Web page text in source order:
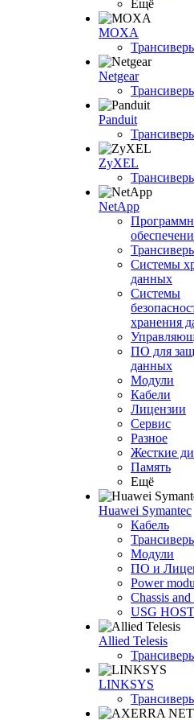
Ещё
MOXA
Netgear
Panduit
ZyXEL
NetApp
Системы
данных
Системы
хранения
ПО для
данных
Модули
Кабели
Лицензии
Сервис
Разное
Жесткие
Память
Ещё
Huawei Symantec
Кабель
Модули
ПО и
Power
Chassis
USG HOST
Allied Telesis
LINKSYS